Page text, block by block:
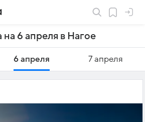
на 6 апреля в Нагое
6 апреля 7 апреля